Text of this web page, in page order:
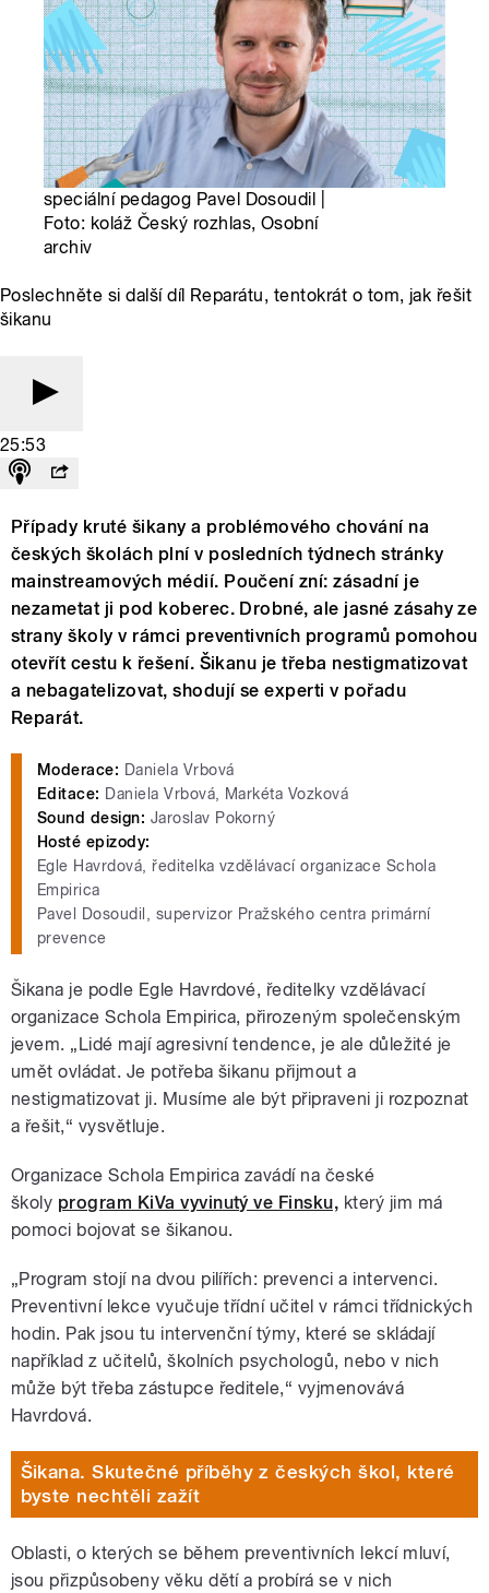
speciální pedagog Pavel Dosoudil |
Foto: koláž Český rozhlas, Osobní
archiv
Poslechněte si další díl Reparátu, tentokrát o tom, jak řešit
šikanu
25:53
Případy kruté šikany a problémového chování na
českých školách plní v posledních týdnech stránky
mainstreamových médií. Poučení zní: zásadní je
nezametat ji pod koberec. Drobné, ale jasné zásahy ze
strany školy v rámci preventivních programů pomohou
otevřít cestu k řešení. Šikanu je třeba nestigmatizovat
a nebagatelizovat, shodují se experti v pořadu
Reparát.
Moderace: Daniela Vrbová
Editace: Daniela Vrbová, Markéta Vozková
Sound design: Jaroslav Pokorný
Hosté epizody:
Egle Havrdová, ředitelka vzdělávací organizace Schola
Empirica
Pavel Dosoudil, supervizor Pražského centra primární
prevence
Šikana je podle Egle Havrdové, ředitelky vzdělávací
organizace Schola Empirica, přirozeným společenským
jevem. „Lidé mají agresivní tendence, je ale důležité je
umět ovládat. Je potřeba šikanu přijmout a
nestigmatizovat ji. Musíme ale být připraveni ji rozpoznat
a řešit,“ vysvětluje.
Organizace Schola Empirica zavádí na české
školy program KiVa vyvinutý ve Finsku, který jim má
pomoci bojovat se šikanou.
„Program stojí na dvou pilířích: prevenci a intervenci.
Preventivní lekce vyučuje třídní učitel v rámci třídnických
hodin. Pak jsou tu intervenční týmy, které se skládají
například z učitelů, školních psychologů, nebo v nich
může být třeba zástupce ředitele,“ vyjmenovává
Havrdová.
Šikana. Skutečné příběhy z českých škol, které
byste nechtěli zažít
Oblasti, o kterých se během preventivních lekcí mluví,
jsou přizpůsobeny věku dětí a probírá se v nich